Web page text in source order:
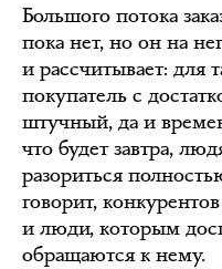
Большого потока
пока нет, но он на
и рассчитывает: для
покупатель с
штучный, да и
что будет завтра,
разориться
говорит,
и люди, которым
обращаются к нему.